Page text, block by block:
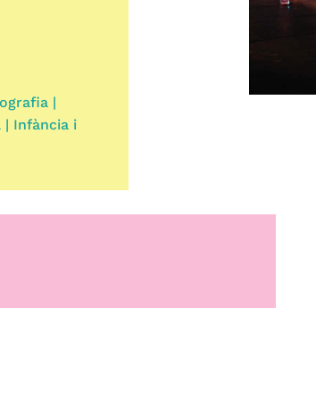
|
| Infància i